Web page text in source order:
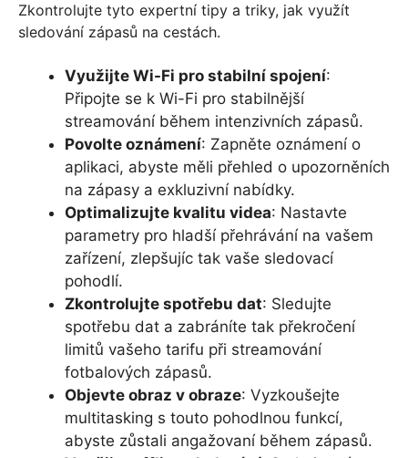
Zkontrolujte tyto expertní tipy a triky, jak využít
sledování zápasů na cestách.
Využijte Wi-Fi pro stabilní spojení:
Připojte se k Wi-Fi pro stabilnější
streamování během intenzivních zápasů.
Povolte oznámení: Zapněte oznámení o
aplikaci, abyste měli přehled o upozorněních
na zápasy a exkluzivní nabídky.
Optimalizujte kvalitu videa: Nastavte
parametry pro hladší přehrávání na vašem
zařízení, zlepšujíc tak vaše sledovací
pohodlí.
Zkontrolujte spotřebu dat: Sledujte
spotřebu dat a zabráníte tak překročení
limitů vašeho tarifu při streamování
fotbalových zápasů.
Objevte obraz v obraze: Vyzkoušejte
multitasking s touto pohodlnou funkcí,
abyste zůstali angažovaní během zápasů.